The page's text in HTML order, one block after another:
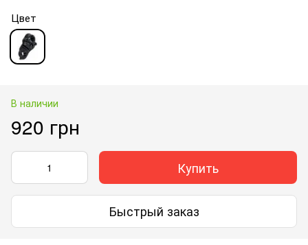
Цвет
В наличии
920 грн
Купить
Быстрый заказ